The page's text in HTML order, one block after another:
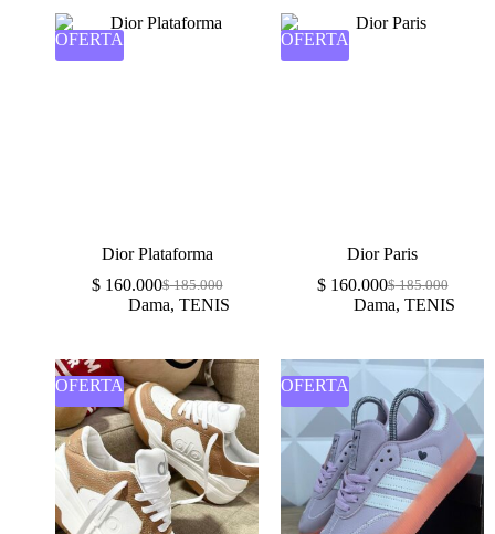
OFERTA
Dior Plataforma
$185.000
$160.000
Dama, TENIS
OFERTA
Dior Paris
$185.000
$160.000
Dama, TENIS
OFERTA OFERTA